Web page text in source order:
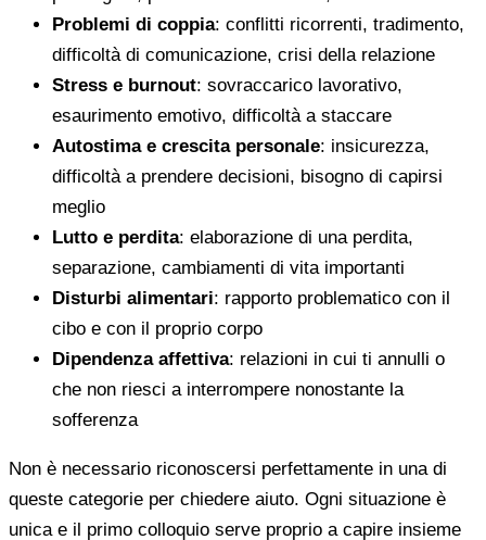
Problemi di coppia: conflitti ricorrenti, tradimento,
difficoltà di comunicazione, crisi della relazione
Stress e burnout: sovraccarico lavorativo,
esaurimento emotivo, difficoltà a staccare
Autostima e crescita personale: insicurezza,
difficoltà a prendere decisioni, bisogno di capirsi
meglio
Lutto e perdita: elaborazione di una perdita,
separazione, cambiamenti di vita importanti
Disturbi alimentari: rapporto problematico con il
cibo e con il proprio corpo
Dipendenza affettiva: relazioni in cui ti annulli o
che non riesci a interrompere nonostante la
sofferenza
Non è necessario riconoscersi perfettamente in una di
queste categorie per chiedere aiuto. Ogni situazione è
unica e il primo colloquio serve proprio a capire insieme